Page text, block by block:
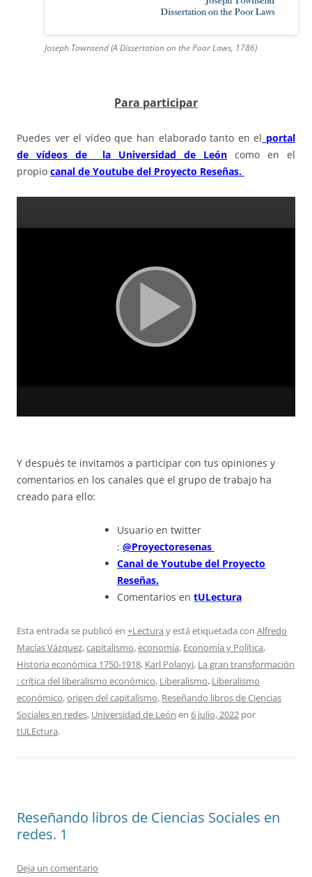
Joseph Townsend (A Dissertation on the Poor Laws, 1786)
Para participar
Puedes ver el vídeo que han elaborado tanto en el portal
de vídeos de la Universidad de León como en el
propio canal de Youtube del Proyecto Reseñas.
Y después te invitamos a participar con tus opiniones y
comentarios en los canales que el grupo de trabajo ha
creado para ello:
Usuario en twitter
: @Proyectoresenas
Canal de Youtube del Proyecto
Reseñas.
Comentarios en tULectura
Esta entrada se publicó en +Lectura y está etiquetada con Alfredo
Macías Vázquez,capitalismo,economía, Economía y Política,
Historia económica 1750-1918, Karl Polanyi, La gran transformación
: crítica del liberalismo económico, Liberalismo, Liberalismo
económico,origen del capitalismo, Reseñando libros de Ciencias
Sociales en redes, Universidad de León en 6 julio, 2022 por
tULEctura.
Reseñando libros de Ciencias Sociales en
redes. 1
Deja un comentario